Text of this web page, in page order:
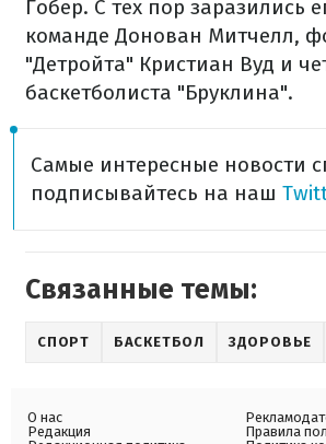
Гобер. С тех пор заразились
команде Донован Митчелл,
"Детройта" Кристиан Вуд и
баскетболиста "Бруклина".
Самые интересные новости
подписывайтесь на наш
Связанные темы:
СПОРТ БАСКЕТБОЛ ЗДОРОВЬЕ
О нас
Редакция
Правила